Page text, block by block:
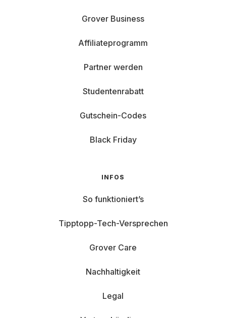
Grover Business
Affiliateprogramm
Partner werden
Studentenrabatt
Gutschein-Codes
Black Friday
INFOS
So funktioniert’s
Tipptopp-Tech-Versprechen
Grover Care
Nachhaltigkeit
Legal